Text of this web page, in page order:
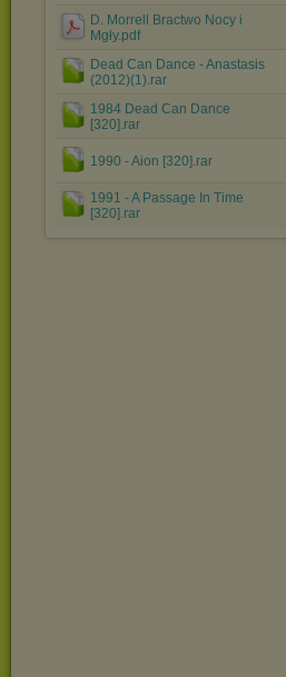
D. Morrell Bractwo Nocy i
Mgły.pdf
Dead Can Dance - Anastasis
(2012)(1).rar
1984 Dead Can Dance
[320].rar
1990 - Aion [320].rar
1991 - A Passage In Time
[320].rar